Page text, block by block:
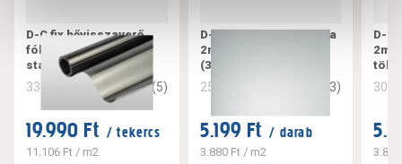
D-C fix hővisszaverő
fólia 2m x 0,90 m
statikus
336995 3.4 (5)
19.990 Ft / tekercs
11.106 Ft / m2
D-C-fix öntapadós fólia
2mx0,67m átlátszó tej
(346-8052)
256956 3)
5.199 Ft / darab
3.880 Ft/ m2
D-